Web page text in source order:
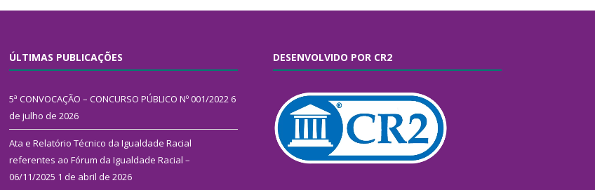
ÚLTIMAS PUBLICAÇÕES
5ª CONVOCAÇÃO – CONCURSO PÚBLICO Nº 001/2022 6
de julho de 2026
Ata e Relatório Técnico da Igualdade Racial
referentes ao Fórum da Igualdade Racial –
06/11/2025 1 de abril de 2026
DESENVOLVIDO POR CR2